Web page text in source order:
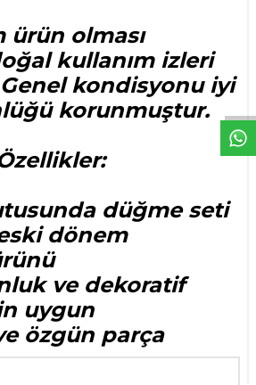
W
h
t
s
p
p
D
e
s
e
H
a
t
t
ürün olması
kullanım izleri
kondisyonu iyi
korunmuştur.
düğme seti
dönem
ve dekoratif
uygun
özgün parça